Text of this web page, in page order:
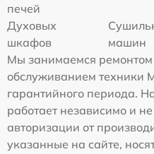
печей
Духовых
шкафов
машин
Мы занимаемся ремонтом
обслуживанием техники
гарантийного периода.
работает независимо и
авторизации от
указанные на сайте,